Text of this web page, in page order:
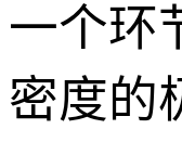
一个环
密度的